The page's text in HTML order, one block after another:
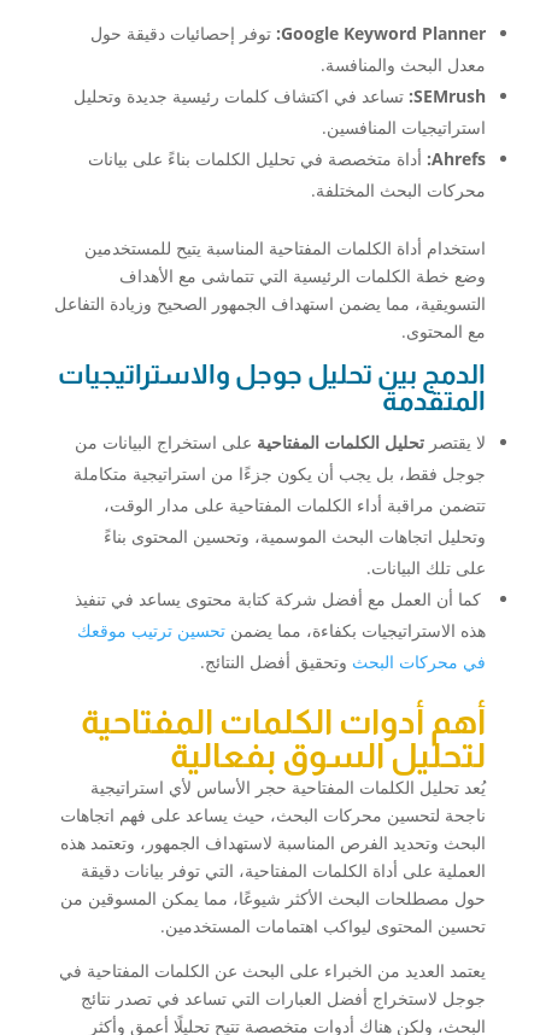
Google Keyword Planner: توفر إحصائيات دقيقة حول
معدل البحث والمنافسة.
SEMrush: تساعد في اكتشاف كلمات رئيسية جديدة وتحليل
استراتيجيات المنافسين.
Ahrefs: أداة متخصصة في تحليل الكلمات بناءً على بيانات
محركات البحث المختلفة.
استخدام أداة الكلمات المفتاحية المناسبة يتيح للمستخدمين
وضع خطة الكلمات الرئيسية التي تتماشى مع الأهداف
التسويقية، مما يضمن استهداف الجمهور الصحيح وزيادة التفاعل
مع المحتوى.
الدمج بين تحليل جوجل والاستراتيجيات
المتقدمة
لا يقتصر تحليل الكلمات المفتاحية على استخراج البيانات من
جوجل فقط، بل يجب أن يكون جزءًا من استراتيجية متكاملة
تتضمن مراقبة أداء الكلمات المفتاحية على مدار الوقت،
وتحليل اتجاهات البحث الموسمية، وتحسين المحتوى بناءً
على تلك البيانات.
كما أن العمل مع أفضل شركة كتابة محتوى يساعد في تنفيذ
هذه الاستراتيجيات بكفاءة، مما يضمن تحسين ترتيب موقعك
في محركات البحث وتحقيق أفضل النتائج.
أهم أدوات الكلمات المفتاحية
لتحليل السوق بفعالية
يُعد تحليل الكلمات المفتاحية حجر الأساس لأي استراتيجية
ناجحة لتحسين محركات البحث، حيث يساعد على فهم اتجاهات
البحث وتحديد الفرص المناسبة لاستهداف الجمهور، وتعتمد هذه
العملية على أداة الكلمات المفتاحية، التي توفر بيانات دقيقة
حول مصطلحات البحث الأكثر شيوعًا، مما يمكن المسوقين من
تحسين المحتوى ليواكب اهتمامات المستخدمين.
يعتمد العديد من الخبراء على البحث عن الكلمات المفتاحية في
جوجل لاستخراج أفضل العبارات التي تساعد في تصدر نتائج
البحث، ولكن هناك أدوات متخصصة تتيح تحليلًا أعمق وأكثر